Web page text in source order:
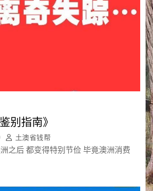
别指南》
土澳省钱帮
之后 都变得特别节俭 毕竟澳洲消费